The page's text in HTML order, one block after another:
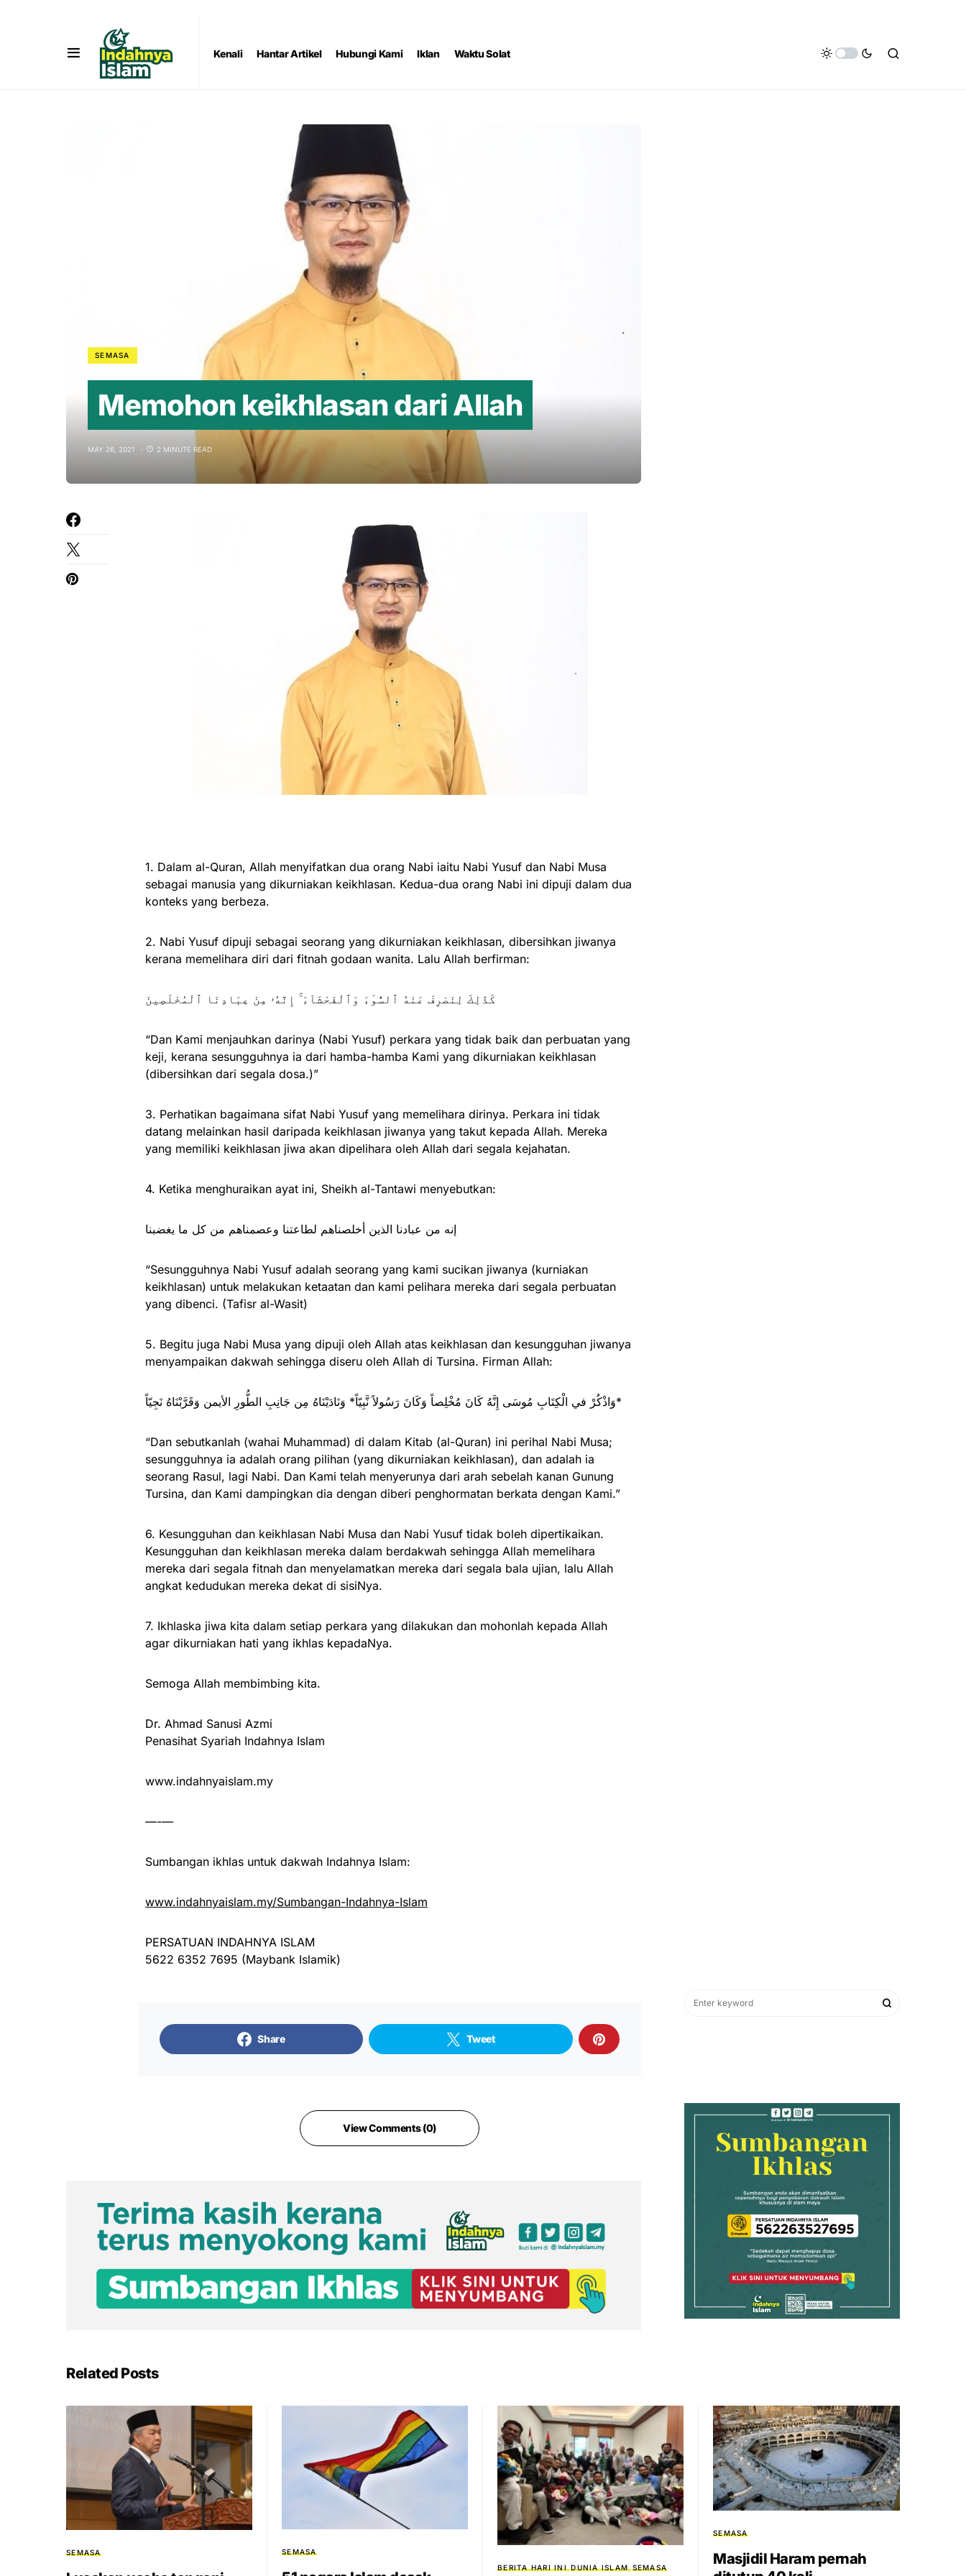
Kenali Hantar Artikel Hubungi Kami Iklan Waktu Solat
SEMASA
Memohon keikhlasan dari Allah
MAY 26, 2021 2 MINUTE READ
1. Dalam al-Quran, Allah menyifatkan dua orang Nabi iaitu Nabi Yusuf dan Nabi Musa
sebagai manusia yang dikurniakan keikhlasan. Kedua-dua orang Nabi ini dipuji dalam dua
konteks yang berbeza.
2. Nabi Yusuf dipuji sebagai seorang yang dikurniakan keikhlasan, dibersihkan jiwanya
kerana memelihara diri dari fitnah godaan wanita. Lalu Allah berfirman:
كَذَٰلِكَ لِنَصْرِفَ عَنْهُ ٱلسُّوٓءَ وَٱلْفَحْشَآءَ ۚ إِنَّهُۥ مِنْ عِبَادِنَا ٱلْمُخْلَصِينَ
“Dan Kami menjauhkan darinya (Nabi Yusuf) perkara yang tidak baik dan perbuatan yang
keji, kerana sesungguhnya ia dari hamba-hamba Kami yang dikurniakan keikhlasan
(dibersihkan dari segala dosa.)”
3. Perhatikan bagaimana sifat Nabi Yusuf yang memelihara dirinya. Perkara ini tidak
datang melainkan hasil daripada keikhlasan jiwanya yang takut kepada Allah. Mereka
yang memiliki keikhlasan jiwa akan dipelihara oleh Allah dari segala kejahatan.
4. Ketika menghuraikan ayat ini, Sheikh al-Tantawi menyebutkan:
إنه من عبادنا الذين أخلصناهم لطاعتنا وعصمناهم من كل ما يغضبنا
“Sesungguhnya Nabi Yusuf adalah seorang yang kami sucikan jiwanya (kurniakan
keikhlasan) untuk melakukan ketaatan dan kami pelihara mereka dari segala perbuatan
yang dibenci. (Tafisr al-Wasit)
5. Begitu juga Nabi Musa yang dipuji oleh Allah atas keikhlasan dan kesungguhan jiwanya
menyampaikan dakwah sehingga diseru oleh Allah di Tursina. Firman Allah:
وَاذْكُرْ في الْكِتَابِ مُوسَى إِنَّهُ كَانَ مُخْلِصاً وَكَانَ رَسُولاً نَّبِيّاً* وَنَادَيْنَاهُ مِن جَانِبِ الطُّورِ الأيمن وَقَرَّبْنَاهُ نَجِيّاً*
“Dan sebutkanlah (wahai Muhammad) di dalam Kitab (al-Quran) ini perihal Nabi Musa;
sesungguhnya ia adalah orang pilihan (yang dikurniakan keikhlasan), dan adalah ia
seorang Rasul, lagi Nabi. Dan Kami telah menyerunya dari arah sebelah kanan Gunung
Tursina, dan Kami dampingkan dia dengan diberi penghormatan berkata dengan Kami.”
6. Kesungguhan dan keikhlasan Nabi Musa dan Nabi Yusuf tidak boleh dipertikaikan.
Kesungguhan dan keikhlasan mereka dalam berdakwah sehingga Allah memelihara
mereka dari segala fitnah dan menyelamatkan mereka dari segala bala ujian, lalu Allah
angkat kedudukan mereka dekat di sisiNya.
7. Ikhlaska jiwa kita dalam setiap perkara yang dilakukan dan mohonlah kepada Allah
agar dikurniakan hati yang ikhlas kepadaNya.
Semoga Allah membimbing kita.
Dr. Ahmad Sanusi Azmi
Penasihat Syariah Indahnya Islam
www.indahnyaislam.my
—-—
Sumbangan ikhlas untuk dakwah Indahnya Islam:
www.indahnyaislam.my/Sumbangan-Indahnya-Islam
PERSATUAN INDAHNYA ISLAM
5622 6352 7695 (Maybank Islamik)
Share Tweet
View Comments (0)
Related Posts
SEMASA SEMASA
BERITA HARI INI DUNIA ISLAM SEMASA
SEMASA
Masjidil Haram pernah